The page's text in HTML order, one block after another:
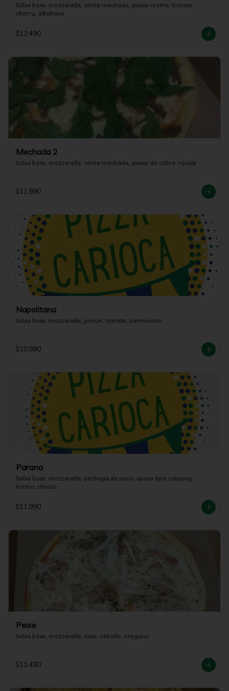
Salsa base, mozzarella, carne mechada, queso crema, tomate
cherry, albahaca
$12.490
Mechada 2
Salsa base, mozzarella, carne mechada, queso de cabra, rucula
$11.990
Napolitana
Salsa base, mozzarella, jamon, tomate, parmesano
$10.990
Parana
Salsa base, mozzarella, pechuga de pavo, queso tipo catupiry,
tocino, choclo
$11.990
Peixe
Salsa base, mozzarella, atun, cebolla, oregano
$11.490